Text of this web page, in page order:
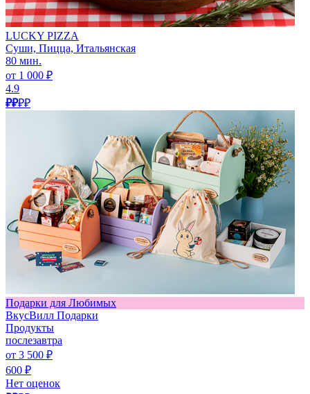
LUCKY PIZZA
Суши, Пицца, Итальянская
80 мин.
от 1 000 ₽
4.9
₽₽₽₽
Подарки для Любимых
ВкусВилл Подарки
Продукты
послезавтра
от 3 500 ₽
600 ₽
Нет оценок